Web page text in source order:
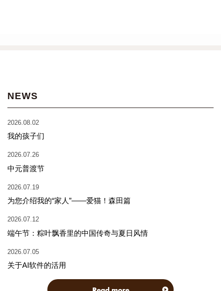
NEWS
2026.08.02
我的孩子们
2026.07.26
中元普渡节
2026.07.19
为您介绍我的“家人”——爱猫！森田篇
2026.07.12
端午节：粽叶飘香里的中国传奇与夏日风情
2026.07.05
关于AI软件的活用